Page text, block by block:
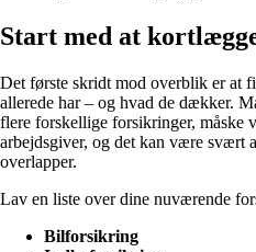
Start med at
Det første skridt mod overblik er at
allerede har – og hvad de dækker.
flere forskellige forsikringer, måske
arbejdsgiver, og det kan være svært
overlapper.
Lav en liste over dine nuværende
Bilforsikring